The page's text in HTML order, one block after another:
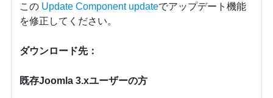
この Update Component updateでアップデート機能
を修正してください。
ダウンロード先：
既存Joomla 3.xユーザーの方